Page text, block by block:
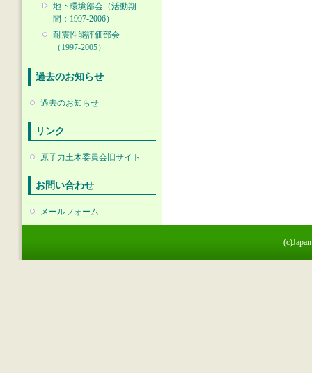
地下環境部会（活動期
間：1997-2006）
耐震性能評価部会
（1997-2005）
過去のお知らせ
過去のお知らせ
リンク
原子力土木委員会旧サイト
お問い合わせ
メールフォーム